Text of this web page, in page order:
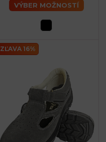
VÝBER MOŽNOSTÍ
ZĽAVA 16%